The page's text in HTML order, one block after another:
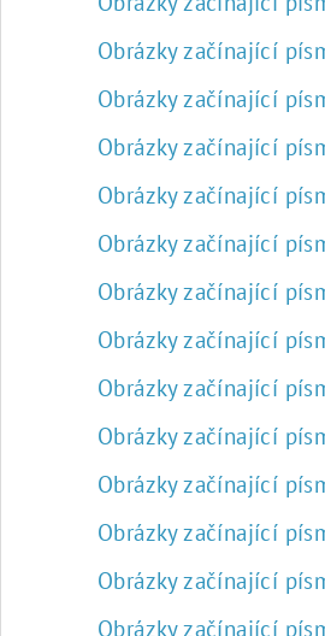
Obrázky začínající
Obrázky začínající
Obrázky začínající
Obrázky začínající
Obrázky začínající
Obrázky začínající
Obrázky začínající
Obrázky začínající
Obrázky začínající
Obrázky začínající
Obrázky začínající
Obrázky začínající
Obrázky začínající